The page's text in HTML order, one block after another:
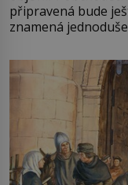
připravená bude
znamená
pře hned několik
Francie, kde se